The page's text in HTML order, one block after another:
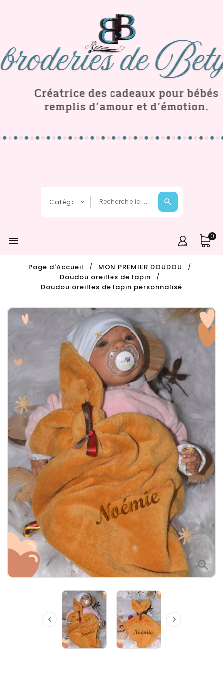
 0
Page d'Accueil
MON PREMIER DOUDOU
Doudou oreilles de lapin
Doudou oreilles de lapin personnalisé

 